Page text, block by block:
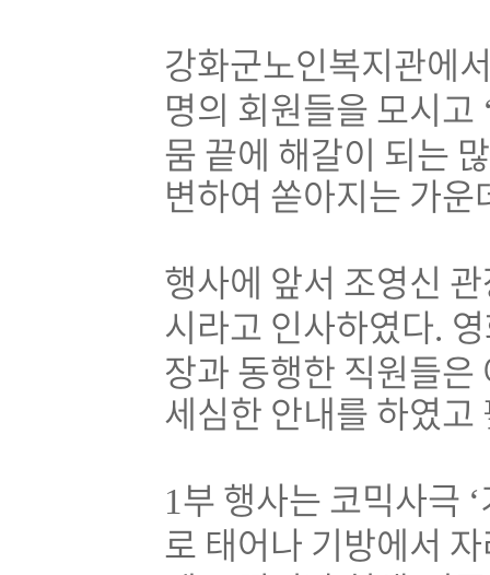
강화군노인복지관에
명의 회원들을 모시고
뭄 끝에 해갈이 되는
변하여 쏟아지는 가
행사에 앞서 조영신
시라고 인사하였다.
장과 동행한 직원들
세심한 안내를 하였
1부 행사는 코믹사극 ‘
로 태어나 기방에서